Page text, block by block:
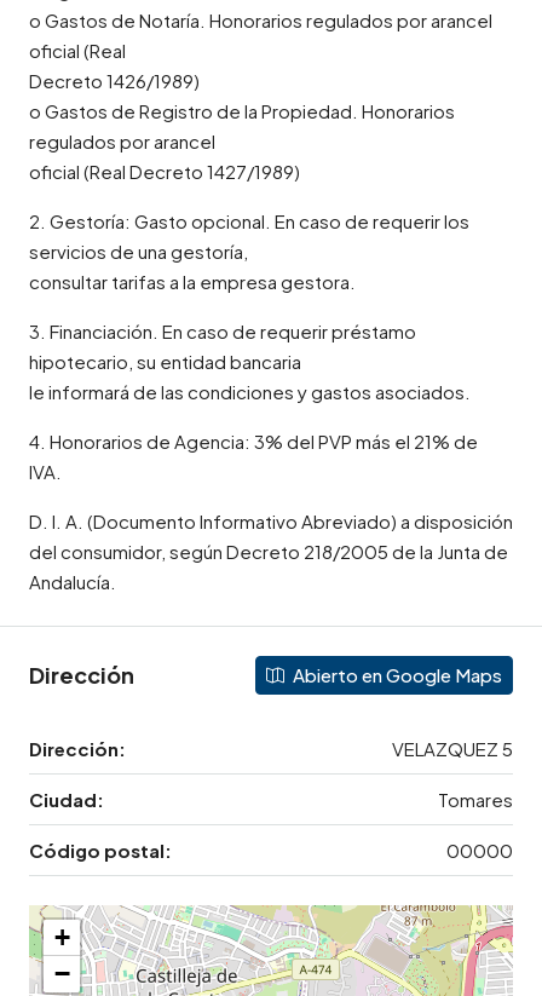
o Gastos de Notaría. Honorarios regulados por arancel
oficial (Real
Decreto 1426/1989)
o Gastos de Registro de la Propiedad. Honorarios
regulados por arancel
oficial (Real Decreto 1427/1989)
2. Gestoría: Gasto opcional. En caso de requerir los
servicios de una gestoría,
consultar tarifas a la empresa gestora.
3. Financiación. En caso de requerir préstamo
hipotecario, su entidad bancaria
le informará de las condiciones y gastos asociados.
4. Honorarios de Agencia: 3% del PVP más el 21% de
IVA.
D. I. A. (Documento Informativo Abreviado) a disposición
del consumidor, según Decreto 218/2005 de la Junta de
Andalucía.
Dirección Abierto en Google Maps
Dirección: VELAZQUEZ 5
Ciudad: Tomares
Código postal: 00000
+
−